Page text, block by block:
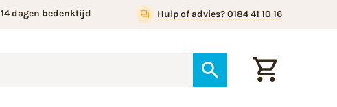
14 dagen bedenktijd Hulp of advies? 0184 41 10 16